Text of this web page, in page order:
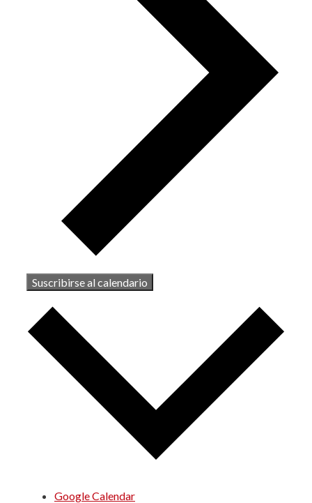
Suscribirse al calendario
Google Calendar